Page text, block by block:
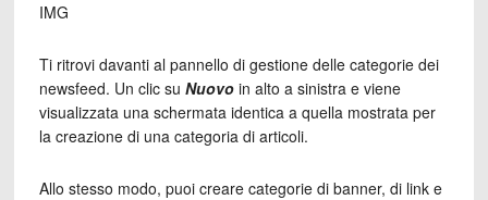
IMG
Ti ritrovi davanti al pannello di gestione delle categorie dei
newsfeed. Un clic su Nuovoin alto a sinistra e viene
visualizzata una schermata identica a quella mostrata per
la creazione di una categoria di articoli.
Allo stesso modo, puoi creare categorie di banner, di link e